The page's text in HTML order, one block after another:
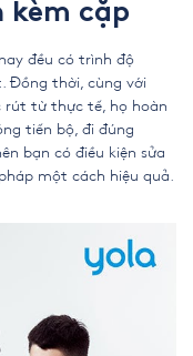
kèm cặp
đều có trình độ
Đồng thời, cùng với
rút từ thực tế, họ hoàn
tiến bộ, đi đúng
bạn có điều kiện sửa
một cách hiệu quả.